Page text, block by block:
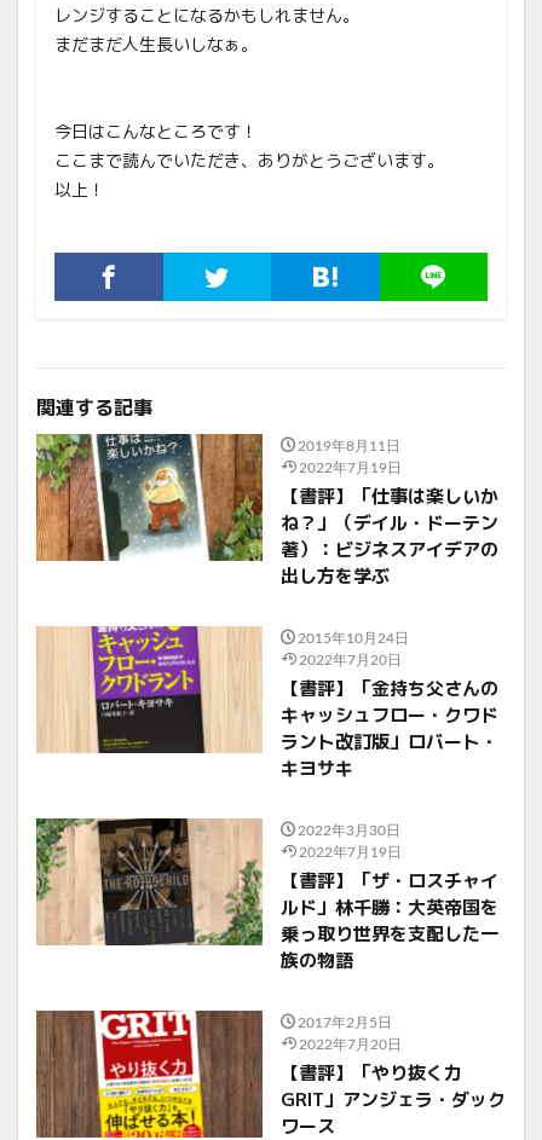
レンジすることになるかもしれません。
まだまだ人生長いしなぁ。
今日はこんなところです！
ここまで読んでいただき、ありがとうございます。
以上！
関連する記事
2019年8月11日
2022年7月19日
【書評】「仕事は楽しいか
ね？」（デイル・ドーテン
著）：ビジネスアイデアの
出し方を学ぶ
2015年10月24日
2022年7月20日
【書評】「金持ち父さんの
キャッシュフロー・クワド
ラント改訂版」ロバート・
キヨサキ
2022年3月30日
2022年7月19日
【書評】「ザ・ロスチャイ
ルド」林千勝：大英帝国を
乗っ取り世界を支配した一
族の物語
2017年2月5日
2022年7月20日
【書評】「やり抜く力
GRIT」アンジェラ・ダック
ワース